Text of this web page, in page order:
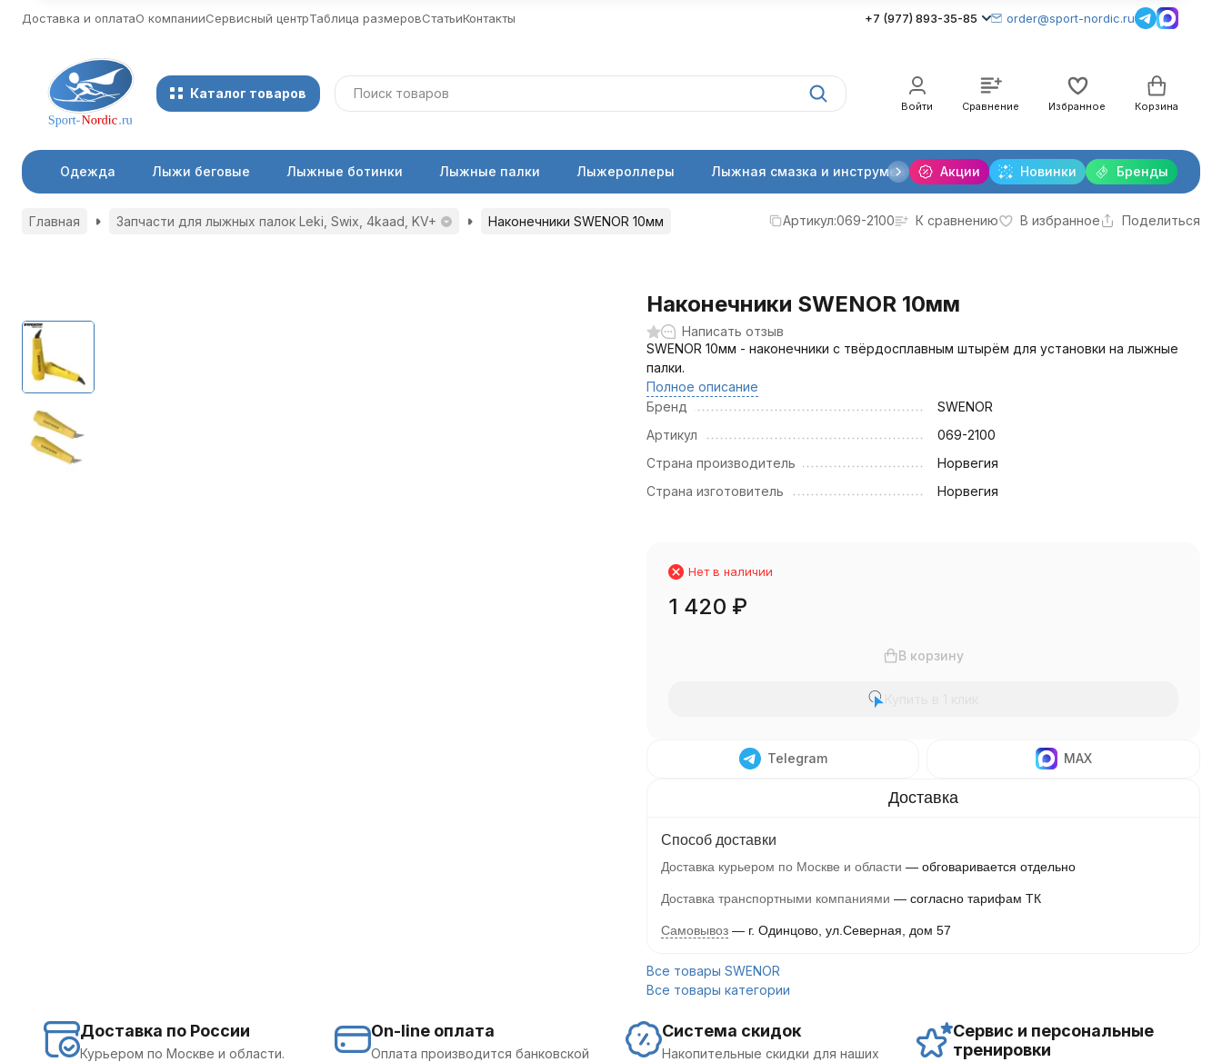
Доставка и оплатаО компанииСервисный центрТаблица размеровСтатьиКонтакты +7 (977) 893-35-85 order@sport-nordic.ru
Каталог товаров
Войти Сравнение Избранное Корзина
Акции Новинки Бренды
Одежда Лыжи беговые Лыжные ботинки Лыжные палки Лыжероллеры Лыжная смазка и инструменты Крепления лыжные Очки и линзы
Главная Запчасти для лыжных палок Leki, Swix, 4kaad, KV+ Наконечники SWENOR 10мм Артикул:069-2100 К сравнению В избранное Поделиться
Наконечники SWENOR 10мм
Написать отзыв
SWENOR 10мм - наконечники с твёрдосплавным штырём для установки на лыжные
палки.
Полное описание
Бренд
SWENOR
Артикул
069-2100
Страна производитель
Норвегия
Страна изготовитель
Норвегия
Нет в наличии
1 420 ₽
В корзину
Telegram MAX
Способ доставки
Доставка курьером по Москве и области обговаривается отдельно
Доставка транспортными компаниями согласно тарифам ТК
Самовывоз г. Одинцово, ул.Северная, дом 57
Все товары SWENOR
Все товары категории
Доставка по России
Курьером по Москве и области.
On-line оплата
Оплата производится банковской
Система скидок
Накопительные скидки для наших
Сервис и персональные
тренировки